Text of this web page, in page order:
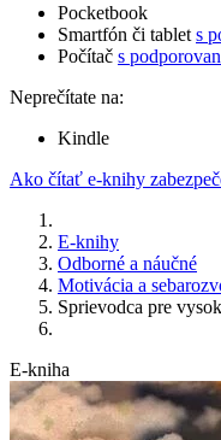
Pocketbook
Smartfón či tablet s
Počítač s
Neprečítate na:
Kindle
Ako čítať e-knihy
E-knihy
Odborné a náučné
Motivácia a
Sprievodca pre
E-kniha